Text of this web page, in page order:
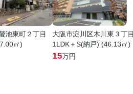
池東町２丁目
㎡)
大阪市淀川区木川東３丁目
1LDK＋S(納戸) (46.13㎡)
15万円